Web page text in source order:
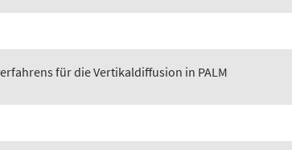
für die Vertikaldiffusion in PALM